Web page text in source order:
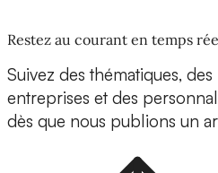
Restez au courant en temps
Suivez des thématiques,
entreprises et des
dès que nous publions un